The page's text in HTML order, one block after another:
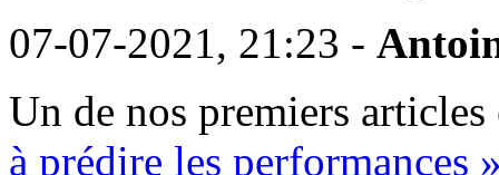
07-07-2021, 21:23 -
Un de nos premiers
à prédire les performances